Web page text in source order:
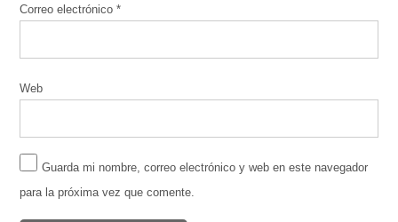
Correo electrónico*
Web
Guarda mi nombre, correo electrónico y web en este navegador
para la próxima vez que comente.